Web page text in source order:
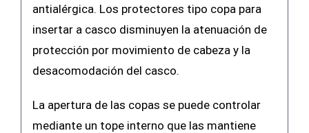
antialérgica. Los protectores tipo copa para
insertar a casco disminuyen la atenuación de
protección por movimiento de cabeza y la
desacomodación del casco.
La apertura de las copas se puede controlar
mediante un tope interno que las mantiene